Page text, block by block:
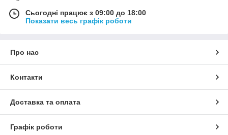
Сьогодні працює з 09:00 до 18:00
Показати весь графік роботи
Про нас
Контакти
Доставка та оплата
Графік роботи